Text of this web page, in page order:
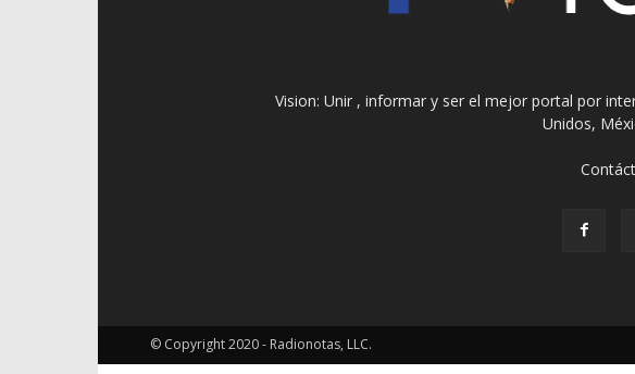
Vision: Unir , informar y ser el mejor portal por
Unidos,
© Copyright 2020 - Radionotas, LLC.